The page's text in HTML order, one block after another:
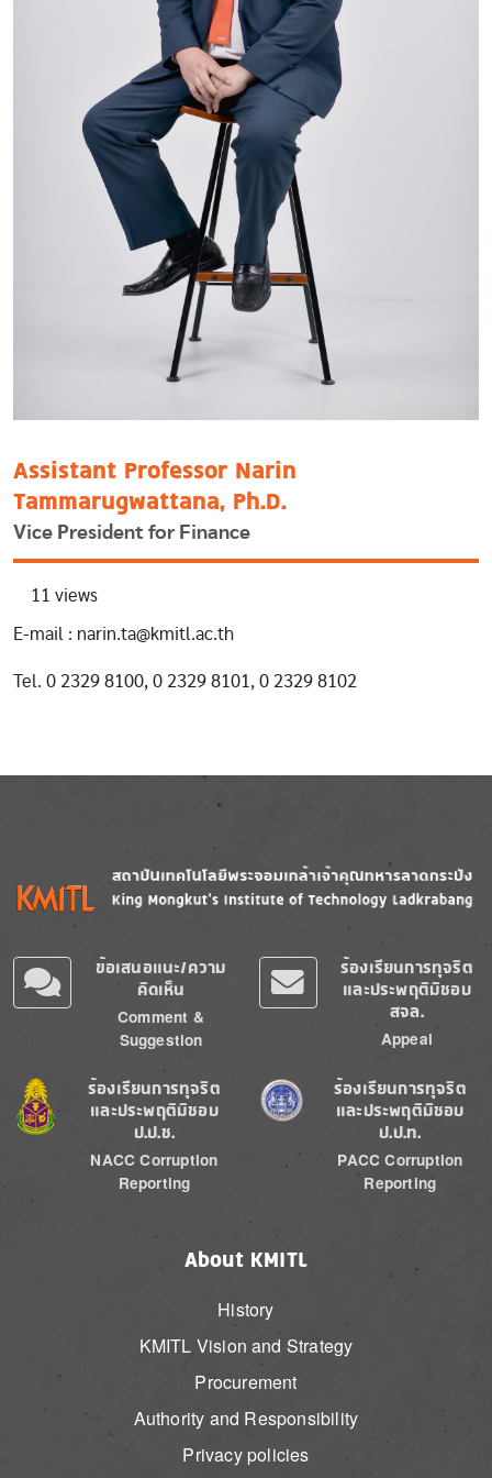
Assistant Professor Narin
Tammarugwattana, Ph.D.
Vice President for Finance
11 views
E-mail : narin.ta@kmitl.ac.th
Tel. 0 2329 8100, 0 2329 8101, 0 2329 8102
Image
ข้อเสนอแนะ/ความ
คิดเห็น
Comment &
Suggestion
ร้องเรียนการทุจริต
และประพฤติมิชอบ
สจล.
Appeal
Image
ร้องเรียนการทุจริต
และประพฤติมิชอบ
ป.ป.ช.
NACC Corruption
Reporting
Image
ร้องเรียนการทุจริต
และประพฤติมิชอบ
ป.ป.ท.
PACC Corruption
Reporting
About KMITL
History
KMITL Vision and Strategy
Procurement
Authority and Responsibility
Privacy policies